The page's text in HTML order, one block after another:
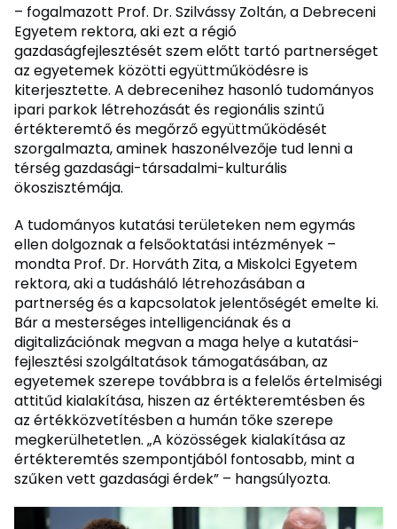
– fogalmazott Prof. Dr. Szilvássy Zoltán, a Debreceni
Egyetem rektora, aki ezt a régió
gazdaságfejlesztését szem előtt tartó partnerséget
az egyetemek közötti együttműködésre is
kiterjesztette. A debrecenihez hasonló tudományos
ipari parkok létrehozását és regionális szintű
értékteremtő és megőrző együttműködését
szorgalmazta, aminek haszonélvezője tud lenni a
térség gazdasági-társadalmi-kulturális
ökoszisztémája.
A tudományos kutatási területeken nem egymás
ellen dolgoznak a felsőoktatási intézmények –
mondta Prof. Dr. Horváth Zita, a Miskolci Egyetem
rektora, aki a tudásháló létrehozásában a
partnerség és a kapcsolatok jelentőségét emelte ki.
Bár a mesterséges intelligenciának és a
digitalizációnak megvan a maga helye a kutatási-
fejlesztési szolgáltatások támogatásában, az
egyetemek szerepe továbbra is a felelős értelmiségi
attitűd kialakítása, hiszen az értékteremtésben és
az értékközvetítésben a humán tőke szerepe
megkerülhetetlen. „A közösségek kialakítása az
értékteremtés szempontjából fontosabb, mint a
szűken vett gazdasági érdek” – hangsúlyozta.